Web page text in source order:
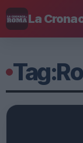
La
Tag: